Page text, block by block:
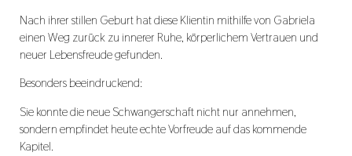
Nach ihrer stillen Geburt hat diese Klientin mithilfe von Gabriela
einen Weg zurück zu innerer Ruhe, körperlichem Vertrauen und
neuer Lebensfreude gefunden.
Besonders beeindruckend:
Sie konnte die neue Schwangerschaft nicht nur annehmen,
sondern empfindet heute echte Vorfreude auf das kommende
Kapitel.